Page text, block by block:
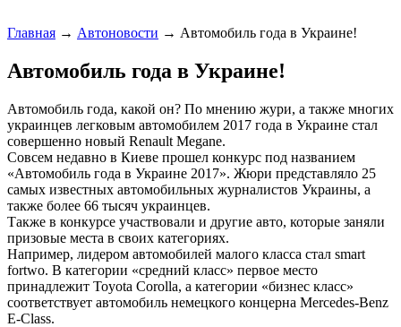
Главная → Автоновости → Автомобиль года в Украине!
Автомобиль года в Украине!
Автомобиль года, какой он? По мнению жури, а также многих
украинцев легковым автомобилем 2017 года в Украине стал
совершенно новый Renault Megane.
Совсем недавно в Киеве прошел конкурс под названием
«Автомобиль года в Украине 2017». Жюри представляло 25
самых известных автомобильных журналистов Украины, а
также более 66 тысяч украинцев.
Также в конкурсе участвовали и другие авто, которые заняли
призовые места в своих категориях.
Например, лидером автомобилей малого класса стал smart
fortwo. В категории «средний класс» первое место
принадлежит Toyota Corolla, а категории «бизнес класс»
соответствует автомобиль немецкого концерна Mercedes-Benz
E-Class.